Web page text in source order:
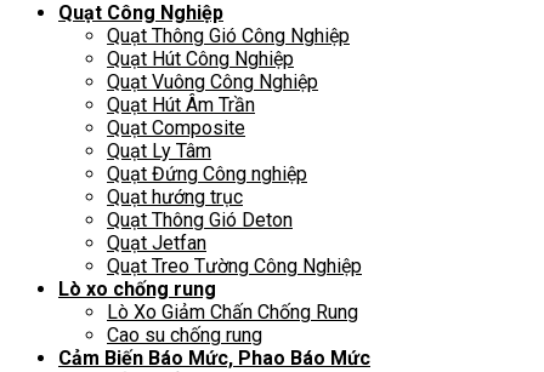
Quạt Công Nghiệp
Quạt Thông Gió Công Nghiệp
Quạt Hút Công Nghiệp
Quạt Vuông Công Nghiệp
Quạt Hút Âm Trần
Quạt Composite
Quạt Ly Tâm
Quạt Đứng Công nghiệp
Quạt hướng trục
Quạt Thông Gió Deton
Quạt Jetfan
Quạt Treo Tường Công Nghiệp
Lò xo chống rung
Lò Xo Giảm Chấn Chống Rung
Cao su chống rung
Cảm Biến Báo Mức, Phao Báo Mức